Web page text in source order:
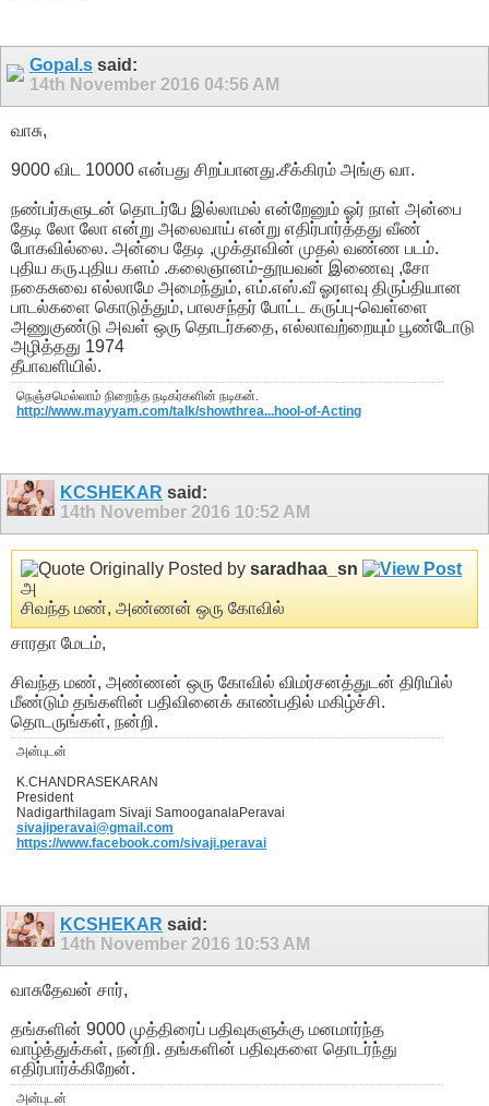
Gopal.s said:
14th November 2016 04:56 AM
வாசு,
9000 விட 10000 என்பது சிறப்பானது.சீக்கிரம் அங்கு வா.
நண்பர்களுடன் தொடர்பே இல்லாமல் என்றேனும் ஓர் நாள் அன்பை
தேடி லோ லோ என்று அலைவாய் என்று எதிர்பார்த்தது வீண்
போகவில்லை. அன்பை தேடி ,முக்தாவின் முதல் வண்ண படம்.
புதிய கரு.புதிய களம் .கலைஞானம்-தூயவன் இணைவு ,சோ
நகைசுவை எல்லாமே அமைந்தும், எம்.எஸ்.வீ ஓரளவு திருப்தியான
பாடல்களை கொடுத்தும், பாலசந்தர் போட்ட கருப்பு-வெள்ளை
அணுகுண்டு அவள் ஒரு தொடர்கதை, எல்லாவற்றையும் பூண்டோடு
அழித்தது 1974
தீபாவளியில்.
நெஞ்சமெல்லாம் நிறைந்த நடிகர்களின் நடிகன்.
http://www.mayyam.com/talk/showthrea...hool-of-Acting
KCSHEKAR said:
14th November 2016 10:52 AM
Originally Posted by saradhaa_sn
அ
சிவந்த மண், அண்ணன் ஒரு கோவில்
சாரதா மேடம்,
சிவந்த மண், அண்ணன் ஒரு கோவில் விமர்சனத்துடன் திரியில்
மீண்டும் தங்களின் பதிவினைக் காண்பதில் மகிழ்ச்சி.
தொடருங்கள், நன்றி.
அன்புடன்
K.CHANDRASEKARAN
President
Nadigarthilagam Sivaji SamooganalaPeravai
sivajiperavai@gmail.com
https://www.facebook.com/sivaji.peravai
KCSHEKAR said:
14th November 2016 10:53 AM
வாசுதேவன் சார்,
தங்களின் 9000 முத்திரைப் பதிவுகளுக்கு மனமார்ந்த
வாழ்த்துக்கள், நன்றி. தங்களின் பதிவுகளை தொடர்ந்து
எதிர்பார்க்கிறேன்.
அன்புடன்